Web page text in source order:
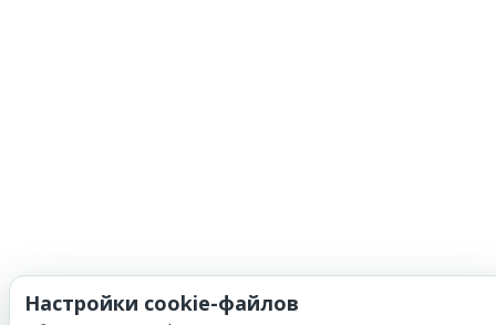
Настройки cookie-файлов